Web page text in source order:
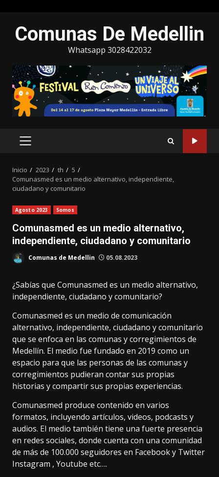
contenido
Comunas De Medellin
Whatsapp 3028422032
MENÚ
Inicio 2023 th
5
Comunasmed es un medio alternativo, independiente,
ciudadano y comunitario
Agosto 2023 Somos
Comunasmed es un medio alternativo,
independiente, ciudadano y comunitario
Comunas de Medellin 05.08.2023
¿Sabías que Comunasmed es un medio alternativo,
independiente, ciudadano y comunitario?
Comunasmed es un medio de comunicación
alternativo, independiente, ciudadano y comunitario
que se enfoca en las comunas y corregimientos de
Medellín. El medio fue fundado en 2019 como un
espacio para que las personas de las comunas y
corregimientos pudieran contar sus propias
historias y compartir sus propias experiencias.
Comunasmed produce contenido en varios
formatos, incluyendo artículos, videos, podcasts y
audios. El medio también tiene una fuerte presencia
en redes sociales, donde cuenta con una comunidad
de más de 100.000 seguidores en Facebook y Twitter
Instagram , Youtube etc….